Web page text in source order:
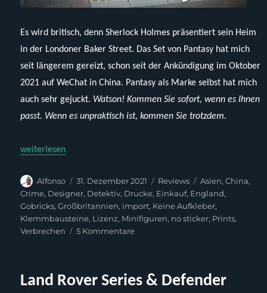
Es wird britisch, denn Sherlock Holmes präsentiert sein Heim
in der Londoner Baker Street. Das Set von Pantasy hat mich
seit längerem gereizt, schon seit der Ankündigung im Oktober
2021 auf WeChat in China. Pantasy als Marke selbst hat mich
auch sehr gejuckt. Watson! Kommen Sie sofort, wenn es Ihnen
passt. Wenn es unpraktisch ist, kommen Sie trotzdem.
„Pantasy 86218 – Holmes‘ 221B Baker Street“
weiterlesen
Autor
Alfonso
Veröffentlicht
am
31. Dezember 2021 Kategorien
Reviews Schlagwörter
Asien,China,
Crime, Designer, Detektiv, Drucke, Einkauf, England,
Gobricks,Großbritannien, import, Keine Aufkleber,
Klemmbausteine, Lizenz, Minifiguren, no sticker, Prints,
Verbrechen
5 Kommentarezu
Holmes‘
Land Rover Series & Defender